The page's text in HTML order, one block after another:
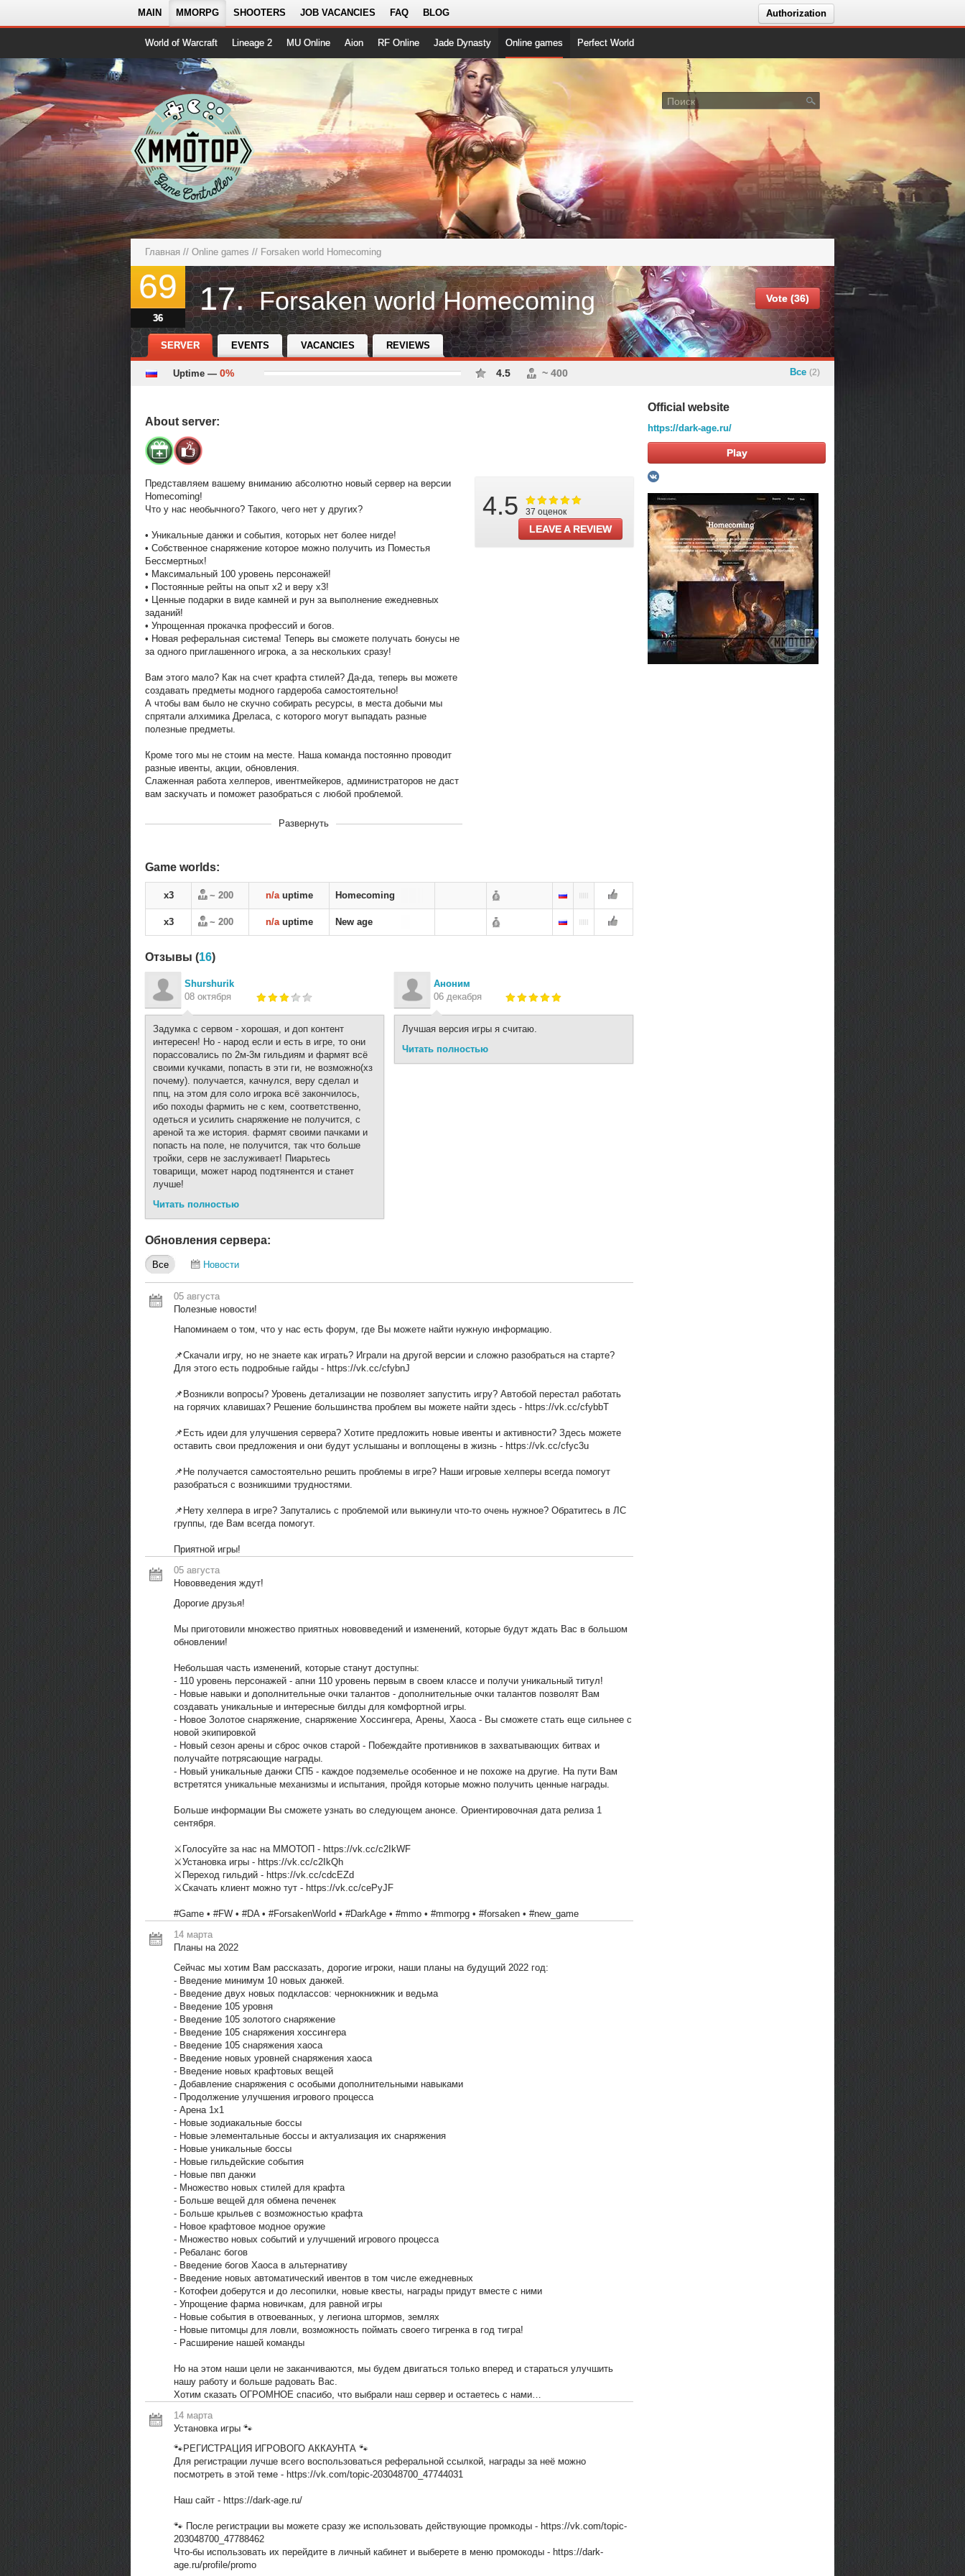
MAIN MMORPG SHOOTERS JOB VACANCIES FAQ BLOG Authorization
World of Warcraft Lineage 2 MU Online Aion RF Online Jade Dynasty Online games Perfect World
Главная // Online games // Forsaken world Homecoming
69
36
17. Forsaken world Homecoming Vote (36)
SERVER EVENTS VACANCIES REVIEWS
Uptime — 0% 4.5 ~ 400 Все (2)
About server:
Представляем вашему вниманию абсолютно новый сервер на версии
Homecoming!
Что у нас необычного? Такого, чего нет у других?
• Уникальные данжи и события, которых нет более нигде!
• Собственное снаряжение которое можно получить из Поместья
Бессмертных!
• Максимальный 100 уровень персонажей!
• Постоянные рейты на опыт х2 и веру х3!
• Ценные подарки в виде камней и рун за выполнение ежедневных
заданий!
• Упрощенная прокачка профессий и богов.
• Новая реферальная система! Теперь вы сможете получать бонусы не
за одного приглашенного игрока, а за нескольких сразу!
Вам этого мало? Как на счет крафта стилей? Да-да, теперь вы можете
создавать предметы модного гардероба самостоятельно!
А чтобы вам было не скучно собирать ресурсы, в места добычи мы
спрятали алхимика Дреласа, с которого могут выпадать разные
полезные предметы.
Кроме того мы не стоим на месте. Наша команда постоянно проводит
разные ивенты, акции, обновления.
Слаженная работа хелперов, ивентмейкеров, администраторов не даст
вам заскучать и поможет разобраться с любой проблемой.
15-05-2021, 13:56
Развернуть
4.5 37 оценок
LEAVE A REVIEW
Game worlds:
x3 ~ 200 n/auptime Homecoming
x3 ~ 200 n/auptime New age
Отзывы (16)
Shurshurik
08 октября
Задумка с сервом - хорошая, и доп контент
интересен! Но - народ если и есть в игре, то они
порассовались по 2м-3м гильдиям и фармят всё
своими кучками, попасть в эти ги, не возможно(хз
почему). получается, качнулся, веру сделал и
ппц, на этом для соло игрока всё закончилось,
ибо походы фармить не с кем, соответственно,
одеться и усилить снаряжение не получится, с
ареной та же история. фармят своими пачками и
попасть на поле, не получится, так что больше
тройки, серв не заслуживает! Пиарьтесь
товарищи, может народ подтянентся и станет
лучше!
Читать полностью
Аноним
06 декабря
Лучшая версия игры я считаю.
Читать полностью
Обновления сервера:
Все Новости
05 августа
Полезные новости!
Напоминаем о том, что у нас есть форум, где Вы можете найти нужную информацию.
📌Скачали игру, но не знаете как играть? Играли на другой версии и сложно разобраться на старте?
Для этого есть подробные гайды - https://vk.cc/cfybnJ
📌Возникли вопросы? Уровень детализации не позволяет запустить игру? Автобой перестал работать
на горячих клавишах? Решение большинства проблем вы можете найти здесь - https://vk.cc/cfybbT
📌Есть идеи для улучшения сервера? Хотите предложить новые ивенты и активности? Здесь можете
оставить свои предложения и они будут услышаны и воплощены в жизнь - https://vk.cc/cfyc3u
📌Не получается самостоятельно решить проблемы в игре? Наши игровые хелперы всегда помогут
разобраться с возникшими трудностями.
📌Нету хелпера в игре? Запутались с проблемой или выкинули что-то очень нужное? Обратитесь в ЛС
группы, где Вам всегда помогут.
Приятной игры!
05 августа
Нововведения ждут!
Дорогие друзья!
Мы приготовили множество приятных нововведений и изменений, которые будут ждать Вас в большом
обновлении!
Небольшая часть изменений, которые станут доступны:
- 110 уровень персонажей - апни 110 уровень первым в своем классе и получи уникальный титул!
- Новые навыки и дополнительные очки талантов - дополнительные очки талантов позволят Вам
создавать уникальные и интересные билды для комфортной игры.
- Новое Золотое снаряжение, снаряжение Хоссингера, Арены, Хаоса - Вы сможете стать еще сильнее с
новой экипировкой
- Новый сезон арены и сброс очков старой - Побеждайте противников в захватывающих битвах и
получайте потрясающие награды.
- Новый уникальные данжи СП5 - каждое подземелье особенное и не похоже на другие. На пути Вам
встретятся уникальные механизмы и испытания, пройдя которые можно получить ценные награды.
Больше информации Вы сможете узнать во следующем анонсе. Ориентировочная дата релиза 1
сентября.
⚔Голосуйте за нас на ММОТОП - https://vk.cc/c2IkWF
⚔Установка игры - https://vk.cc/c2IkQh
⚔Переход гильдий - https://vk.cc/cdcEZd
⚔Скачать клиент можно тут - https://vk.cc/cePyJF
#Game • #FW • #DA • #ForsakenWorld • #DarkAge • #mmo • #mmorpg • #forsaken • #new_game
14 марта
Планы на 2022
Сейчас мы хотим Вам рассказать, дорогие игроки, наши планы на будущий 2022 год:
- Введение минимум 10 новых данжей.
- Введение двух новых подклассов: чернокнижник и ведьма
- Введение 105 уровня
- Введение 105 золотого снаряжение
- Введение 105 снаряжения хоссингера
- Введение 105 снаряжения хаоса
- Введение новых уровней снаряжения хаоса
- Введение новых крафтовых вещей
- Добавление снаряжения с особыми дополнительными навыками
- Продолжение улучшения игрового процесса
- Арена 1х1
- Новые зодиакальные боссы
- Новые элементальные боссы и актуализация их снаряжения
- Новые уникальные боссы
- Новые гильдейские события
- Новые пвп данжи
- Множество новых стилей для крафта
- Больше вещей для обмена печенек
- Больше крыльев с возможностью крафта
- Новое крафтовое модное оружие
- Множество новых событий и улучшений игрового процесса
- Ребаланс богов
- Введение богов Хаоса в альтернативу
- Введение новых автоматический ивентов в том числе ежедневных
- Котофеи доберутся и до лесопилки, новые квесты, награды придут вместе с ними
- Упрощение фарма новичкам, для равной игры
- Новые события в отвоеванных, у легиона штормов, землях
- Новые питомцы для ловли, возможность поймать своего тигренка в год тигра!
- Расширение нашей команды
Но на этом наши цели не заканчиваются, мы будем двигаться только вперед и стараться улучшить
нашу работу и больше радовать Вас.
Хотим сказать ОГРОМНОЕ спасибо, что выбрали наш сервер и остаетесь с нами…
14 марта
Установка игры 🐾
🐾РЕГИСТРАЦИЯ ИГРОВОГО АККАУНТА 🐾
Для регистрации лучше всего воспользоваться реферальной ссылкой, награды за неё можно
посмотреть в этой теме - https://vk.com/topic-203048700_47744031
Наш сайт - https://dark-age.ru/
🐾 После регистрации вы можете сразу же использовать действующие промкоды - https://vk.com/topic-
203048700_47788462
Что-бы использовать их перейдите в личный кабинет и выберете в меню промокоды - https://dark-
age.ru/profile/promo
Official website
https://dark-age.ru/
Play